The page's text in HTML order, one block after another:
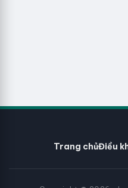
Trang chủĐiều